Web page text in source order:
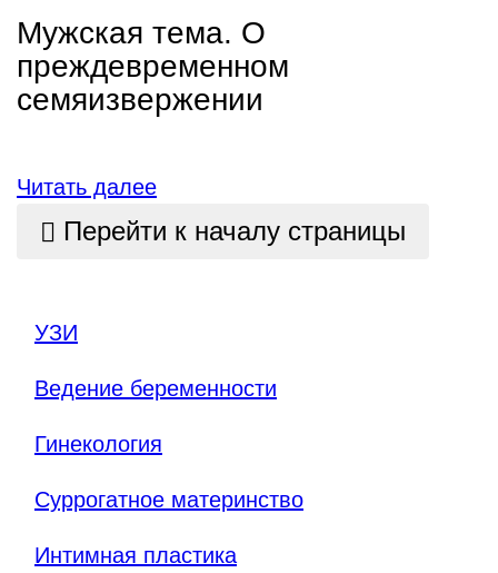
Мужская тема. О
преждевременном
семяизвержении
Читать далее
Перейти к началу страницы
УЗИ
Ведение беременности
Гинекология
Суррогатное материнство
Интимная пластика